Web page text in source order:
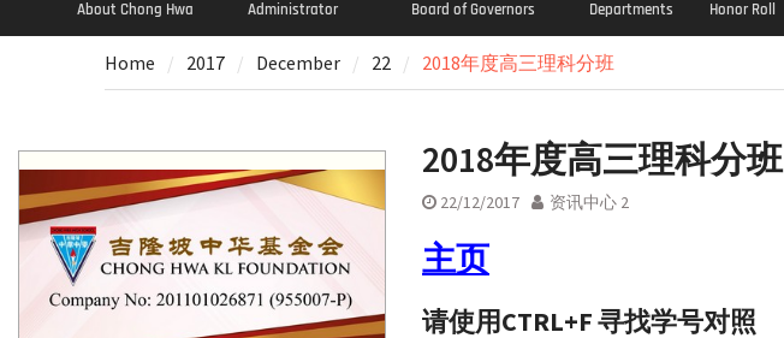
About Chong Hwa
Administrator
Board of Governors
Departments
Honor Roll
Home 2017 December 22 2018年度高三理科分班
2018年度高三理科分班
22/12/2017 资讯中心 2
主页
请使用CTRL+F 寻找学号对照